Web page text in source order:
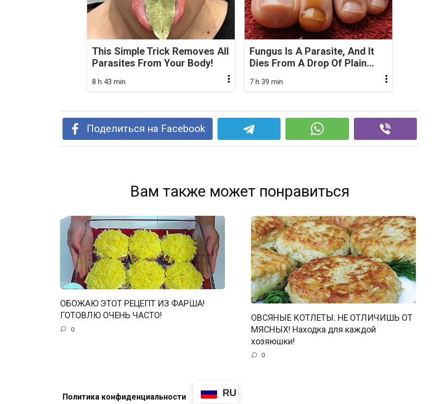
This Simple Trick Removes All
Parasites From Your Body!
8 h 43 min
Fungus Is A Parasite, And It
Dies From A Drop Of Plain...
7 h 39 min
Поделиться на Facebook
Вам также может понравиться
ОБОЖАЮ ЭТОТ РЕЦЕПТ ИЗ ФАРША!
ГОТОВЛЮ ОЧЕНЬ ЧАСТО!
0
ОВСЯНЫЕ КОТЛЕТЫ. НЕ ОТЛИЧИШЬ ОТ
МЯСНЫХ! Находка для каждой
хозяюшки!
0
Политика конфиденциальности RU